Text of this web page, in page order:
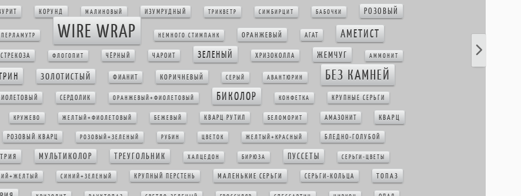
КОРУНД МАЛИНОВЫЙ ИЗУМРУДНЫЙ ТРИКВЕТР СИМБИРЦИТ БАБОЧКИ РОЗОВЫЙ
ПЕРЛАМУТР WIRE WRAP НЕМНОГО СТИМПАНК ОРАНЖЕВЫЙ АГАТ АМЕТИСТ
СТРЕКОЗА ФЛОГОПИТ ЧЁРНЫЙ ЧАРОИТ ЗЕЛЕНЫЙ ХРИЗОКОЛЛА ЖЕМЧУГ АММОНИТ
ЗОЛОТИСТЫЙ ФИАНИТ КОРИЧНЕВЫЙ СЕРЫЙ АВАНТЮРИН БЕЗ КАМНЕЙ
СЕРДОЛИК ОРАНЖЕВЫЙ+ФИОЛЕТОВЫЙ БИКОЛОР КОНФЕТКА КРУПНЫЕ СЕРЬГИ
КРУЖЕВО ЖЕЛТЫЙ+ФИОЛЕТОВЫЙ БЕЖЕВЫЙ КВАРЦ РУТИЛ БЕЛОМОРИТ АМАЗОНИТ КВАРЦ
РОЗОВЫЙ КВАРЦ РОЗОВЫЙ+ЗЕЛЕНЫЙ РУБИН ЦВЕТОК ЖЕЛТЫЙ+КРАСНЫЙ БЛЕДНО-ГОЛУБОЙ
МУЛЬТИКОЛОР ТРЕУГОЛЬНИК ХАЛЦЕДОН БИРЮЗА ПУССЕТЫ СЕРЬГИ-ЦВЕТЫ
СИНИЙ+ЗЕЛЕНЫЙ КРУПНЫЙ ПЕРСТЕНЬ МАЛЕНЬКИЕ СЕРЬГИ СЕРЬГИ-КОЛЬЦА ТОПАЗ